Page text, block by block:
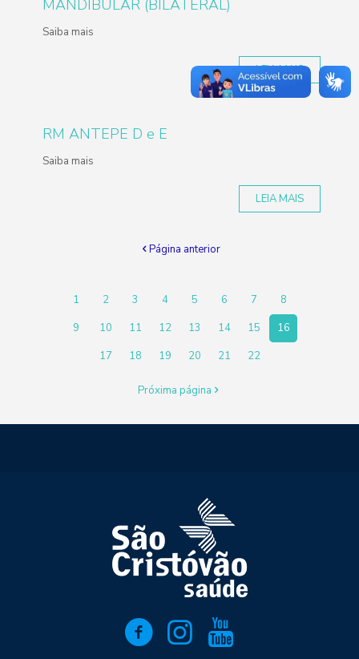
MANDIBULAR (BILATERAL)
Saiba mais
LEIA MAIS
RM ANTEPE D e E
Saiba mais
LEIA MAIS
Página anterior
1 2 3 4 5 6 7
8
9
10 11 12 13 14 15
16
17
18 19 20 21 22
Próxima página